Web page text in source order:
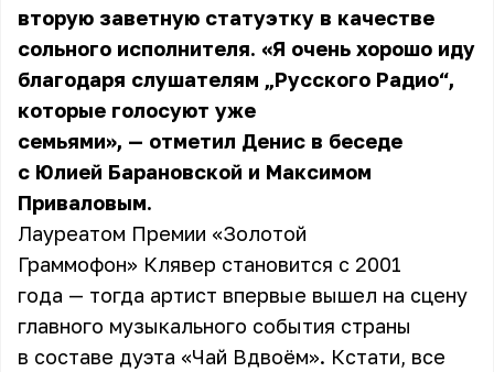
вторую заветную статуэтку в качестве
сольного исполнителя. «Я очень хорошо иду
благодаря слушателям „Русского Радио“,
которые голосуют уже
семьями», — отметил Денис в беседе
с Юлией Барановской и Максимом
Приваловым.
Лауреатом Премии «Золотой
Граммофон» Клявер становится с 2001
года — тогда артист впервые вышел на сцену
главного музыкального события страны
в составе дуэта «Чай Вдвоём». Кстати, все